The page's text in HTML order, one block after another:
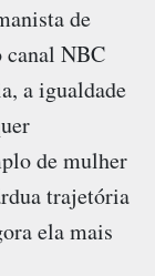
de
canal NBC
a igualdade
de mulher
trajetória
ela mais